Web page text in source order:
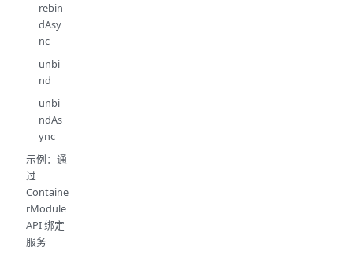
rebin
dAsy
nc
unbi
nd
unbi
ndAs
ync
示例：通
过
Containe
rModule
API 绑定
服务